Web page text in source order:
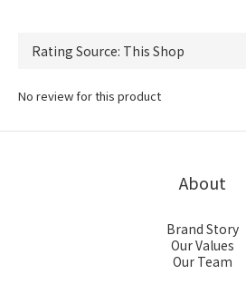
No review for this product
About
Brand Story
Our Values
Our Team